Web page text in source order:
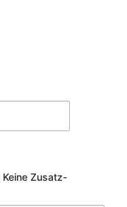
Keine Zusatz-